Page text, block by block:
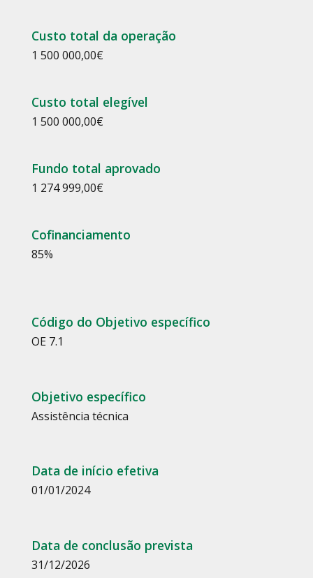
Custo total da operação
1 500 000,00€
Custo total elegível
1 500 000,00€
Fundo total aprovado
1 274 999,00€
Cofinanciamento
85%
Código do Objetivo específico
OE 7.1
Objetivo específico
Assistência técnica
Data de início efetiva
01/01/2024
Data de conclusão prevista
31/12/2026